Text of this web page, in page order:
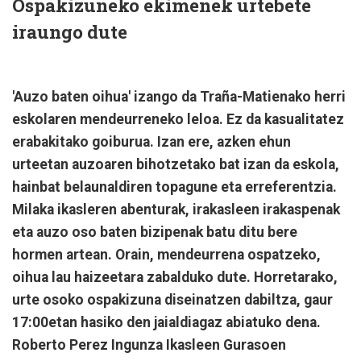
Ospakizuneko ekimenek urtebete
iraungo dute
'Auzo baten oihua' izango da Traña-Matienako herri
eskolaren mendeurreneko leloa. Ez da kasualitatez
erabakitako goiburua. Izan ere, azken ehun
urteetan auzoaren bihotzetako bat izan da eskola,
hainbat belaunaldiren topagune eta erreferentzia.
Milaka ikasleren abenturak, irakasleen irakaspenak
eta auzo oso baten bizipenak batu ditu bere
hormen artean. Orain, mendeurrena ospatzeko,
oihua lau haizeetara zabalduko dute. Horretarako,
urte osoko ospakizuna diseinatzen dabiltza, gaur
17:00etan hasiko den jaialdiagaz abiatuko dena.
Roberto Perez Ingunza Ikasleen Gurasoen